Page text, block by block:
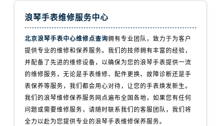
浪琴手表维修服务中心
北京浪琴手表中心维修点查询拥有专业团队，致力于为客户
提供专业的维修和保养服务。我们的技师拥有丰富的经验，
并配备了先进的维修设备，以确保为您的浪琴手表提供一流
的维修服务，无论是手表维修、配件更换、故障诊断还是手
表保养等服务，我们都会用心对待，让您的手表焕发新生。
我们的浪琴维修保养服务网点遍布全国各地，如果您有任何
问题或需要维修服务，请随时联系我们的客服团队，我们将
全力以赴为您提供专业的浪琴手表维修保养服务。